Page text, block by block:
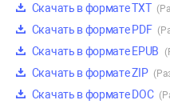
Скачать в формате TXT
Скачать в формате PDF
Скачать в формате EPUB
Скачать в формате ZIP
Скачать в формате DOC